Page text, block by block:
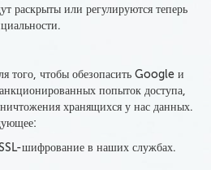
раскрыты или регулируются теперь
того, чтобы обезопасить Google и
попыток доступа,
хранящихся у нас данных.
шифрование в наших службах.